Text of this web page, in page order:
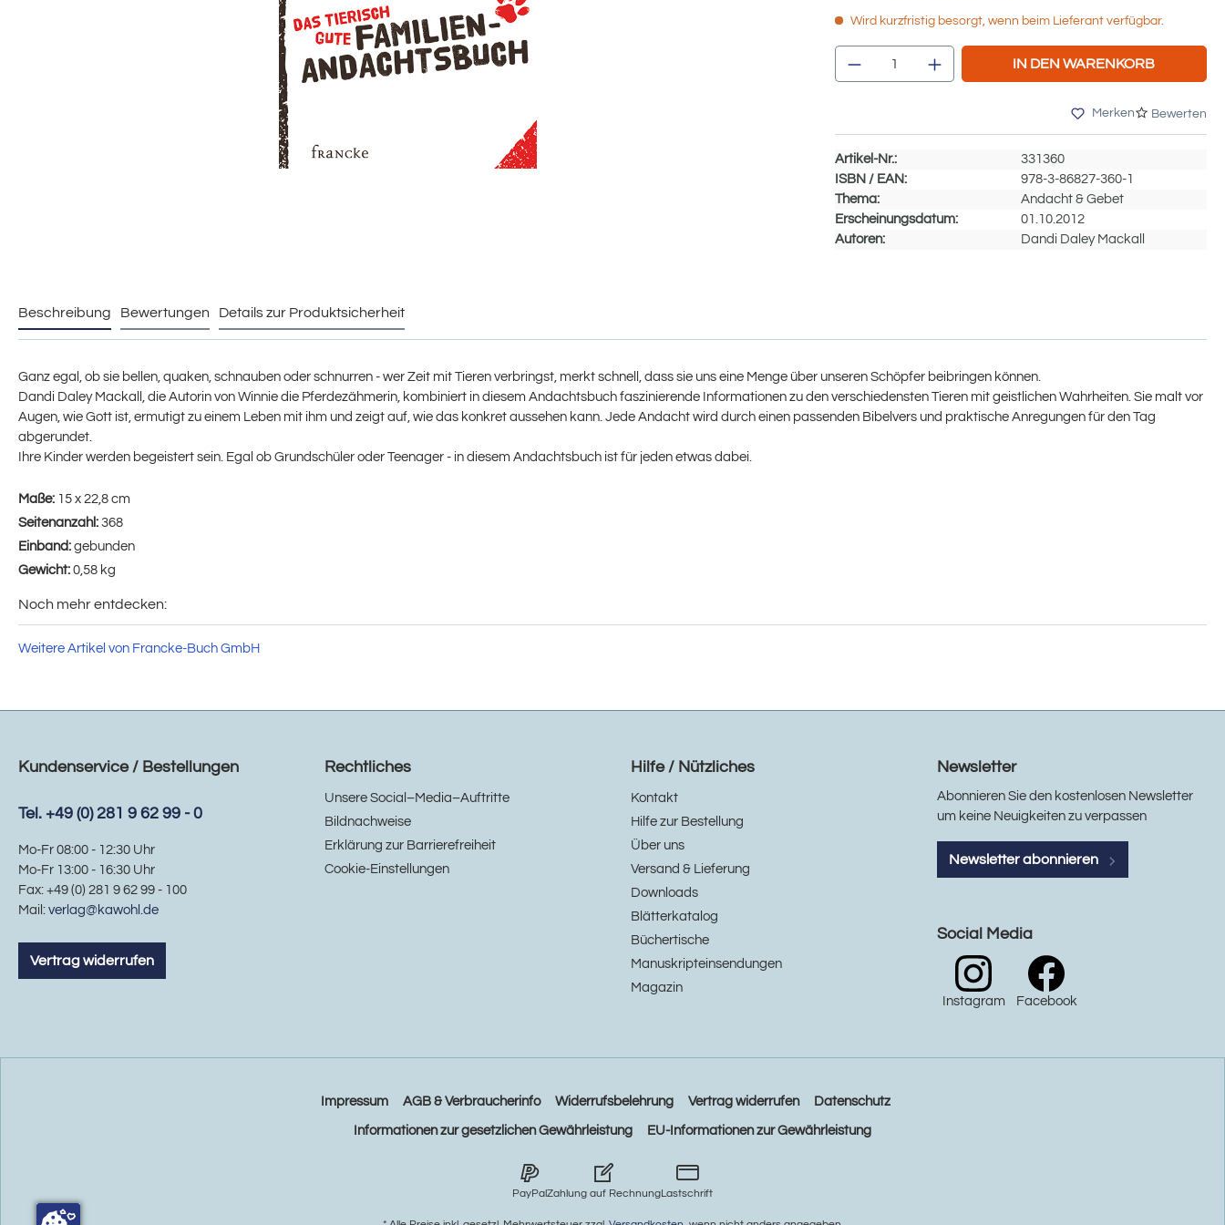
Wird kurzfristig besorgt, wenn beim Lieferant verfügbar.
Produkt Anzahl: Gib den gewünschten
IN DEN WARENKORB
Merken Bewerten
Artikel-Nr.:
331360
ISBN / EAN:
978-3-86827-360-1
Thema:
Andacht & Gebet
Erscheinungsdatum:
01.10.2012
Autoren:
Dandi Daley Mackall
Beschreibung Bewertungen Details zur Produktsicherheit
Ganz egal, ob sie bellen, quaken, schnauben oder schnurren - wer Zeit mit Tieren verbringst, merkt schnell, dass sie uns eine Menge über unseren Schöpfer beibringen können.
Dandi Daley Mackall, die Autorin von Winnie die Pferdezähmerin, kombiniert in diesem Andachtsbuch faszinierende Informationen zu den verschiedensten Tieren mit geistlichen Wahrheiten. Sie malt vor
Augen, wie Gott ist, ermutigt zu einem Leben mit ihm und zeigt auf, wie das konkret aussehen kann. Jede Andacht wird durch einen passenden Bibelvers und praktische Anregungen für den Tag
abgerundet.
Ihre Kinder werden begeistert sein. Egal ob Grundschüler oder Teenager - in diesem Andachtsbuch ist für jeden etwas dabei.
Maße: 15 x 22,8 cm
Seitenanzahl: 368
Einband: gebunden
Gewicht: 0,58 kg
Noch mehr entdecken:
Weitere Artikel von Francke-Buch GmbH
Kundenservice / Bestellungen
Tel. +49 (0) 281 9 62 99 - 0
Mo-Fr 08:00 - 12:30 Uhr
Mo-Fr 13:00 - 16:30 Uhr
Fax: +49 (0) 281 9 62 99 - 100
Mail: verlag@kawohl.de
Vertrag widerrufen
Rechtliches
Unsere Social–Media–Auftritte
Bildnachweise
Erklärung zur Barrierefreiheit
Cookie-Einstellungen
Hilfe / Nützliches
Kontakt
Hilfe zur Bestellung
Über uns
Versand & Lieferung
Downloads
Blätterkatalog
Büchertische
Manuskripteinsendungen
Magazin
Newsletter
Abonnieren Sie den kostenlosen Newsletter
um keine Neuigkeiten zu verpassen
Newsletter abonnieren
Social Media
Instagram Facebook
Impressum AGB & Verbraucherinfo Widerrufsbelehrung Vertrag widerrufen Datenschutz
Informationen zur gesetzlichen Gewährleistung EU-Informationen zur Gewährleistung
PayPalZahlung auf RechnungLastschrift